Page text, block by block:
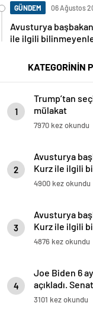
GÜNDEM 06 Ağustos
Avusturya
ile ilgili
KATEGORİNİN
1
Trump’tan
mülakat
7970 kez okundu
2
Avusturya
Kurz ile ilgili
4900 kez okundu
3
Avusturya
Kurz ile ilgili
4876 kez okundu
4
Joe Biden 6
açıkladı.
3101 kez okundu